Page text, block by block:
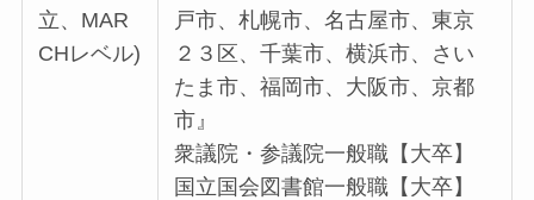
立、MAR
CHレベル)
戸市、札幌市、名古屋市、東京
２３区、千葉市、横浜市、さい
たま市、福岡市、大阪市、京都
市』
衆議院・参議院一般職【大卒】
国立国会図書館一般職【大卒】